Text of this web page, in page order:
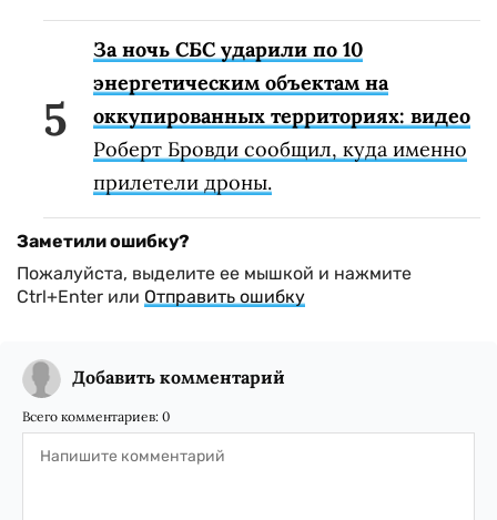
За ночь СБС ударили по 10
энергетическим объектам на
оккупированных территориях: видео
Роберт Бровди сообщил, куда именно
прилетели дроны.
Заметили ошибку?
Пожалуйста, выделите ее мышкой и нажмите
Ctrl+Enter или Отправить ошибку
Добавить комментарий
Всего комментариев: 0